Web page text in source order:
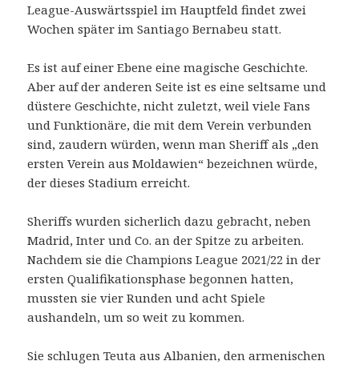
League-Auswärtsspiel im Hauptfeld findet zwei
Wochen später im Santiago Bernabeu statt.
Es ist auf einer Ebene eine magische Geschichte.
Aber auf der anderen Seite ist es eine seltsame und
düstere Geschichte, nicht zuletzt, weil viele Fans
und Funktionäre, die mit dem Verein verbunden
sind, zaudern würden, wenn man Sheriff als „den
ersten Verein aus Moldawien“ bezeichnen würde,
der dieses Stadium erreicht.
Sheriffs wurden sicherlich dazu gebracht, neben
Madrid, Inter und Co. an der Spitze zu arbeiten.
Nachdem sie die Champions League 2021/22 in der
ersten Qualifikationsphase begonnen hatten,
mussten sie vier Runden und acht Spiele
aushandeln, um so weit zu kommen.
Sie schlugen Teuta aus Albanien, den armenischen